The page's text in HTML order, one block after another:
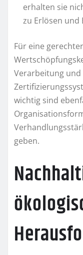
erhalten sie
zu Erlösen und
Für eine
Verarbeitung
wichtig sind
geben.